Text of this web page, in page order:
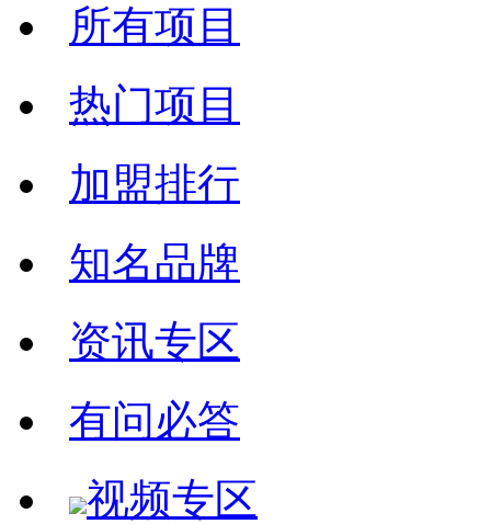
所有项目
热门项目
加盟排行
知名品牌
资讯专区
有问必答
视频专区